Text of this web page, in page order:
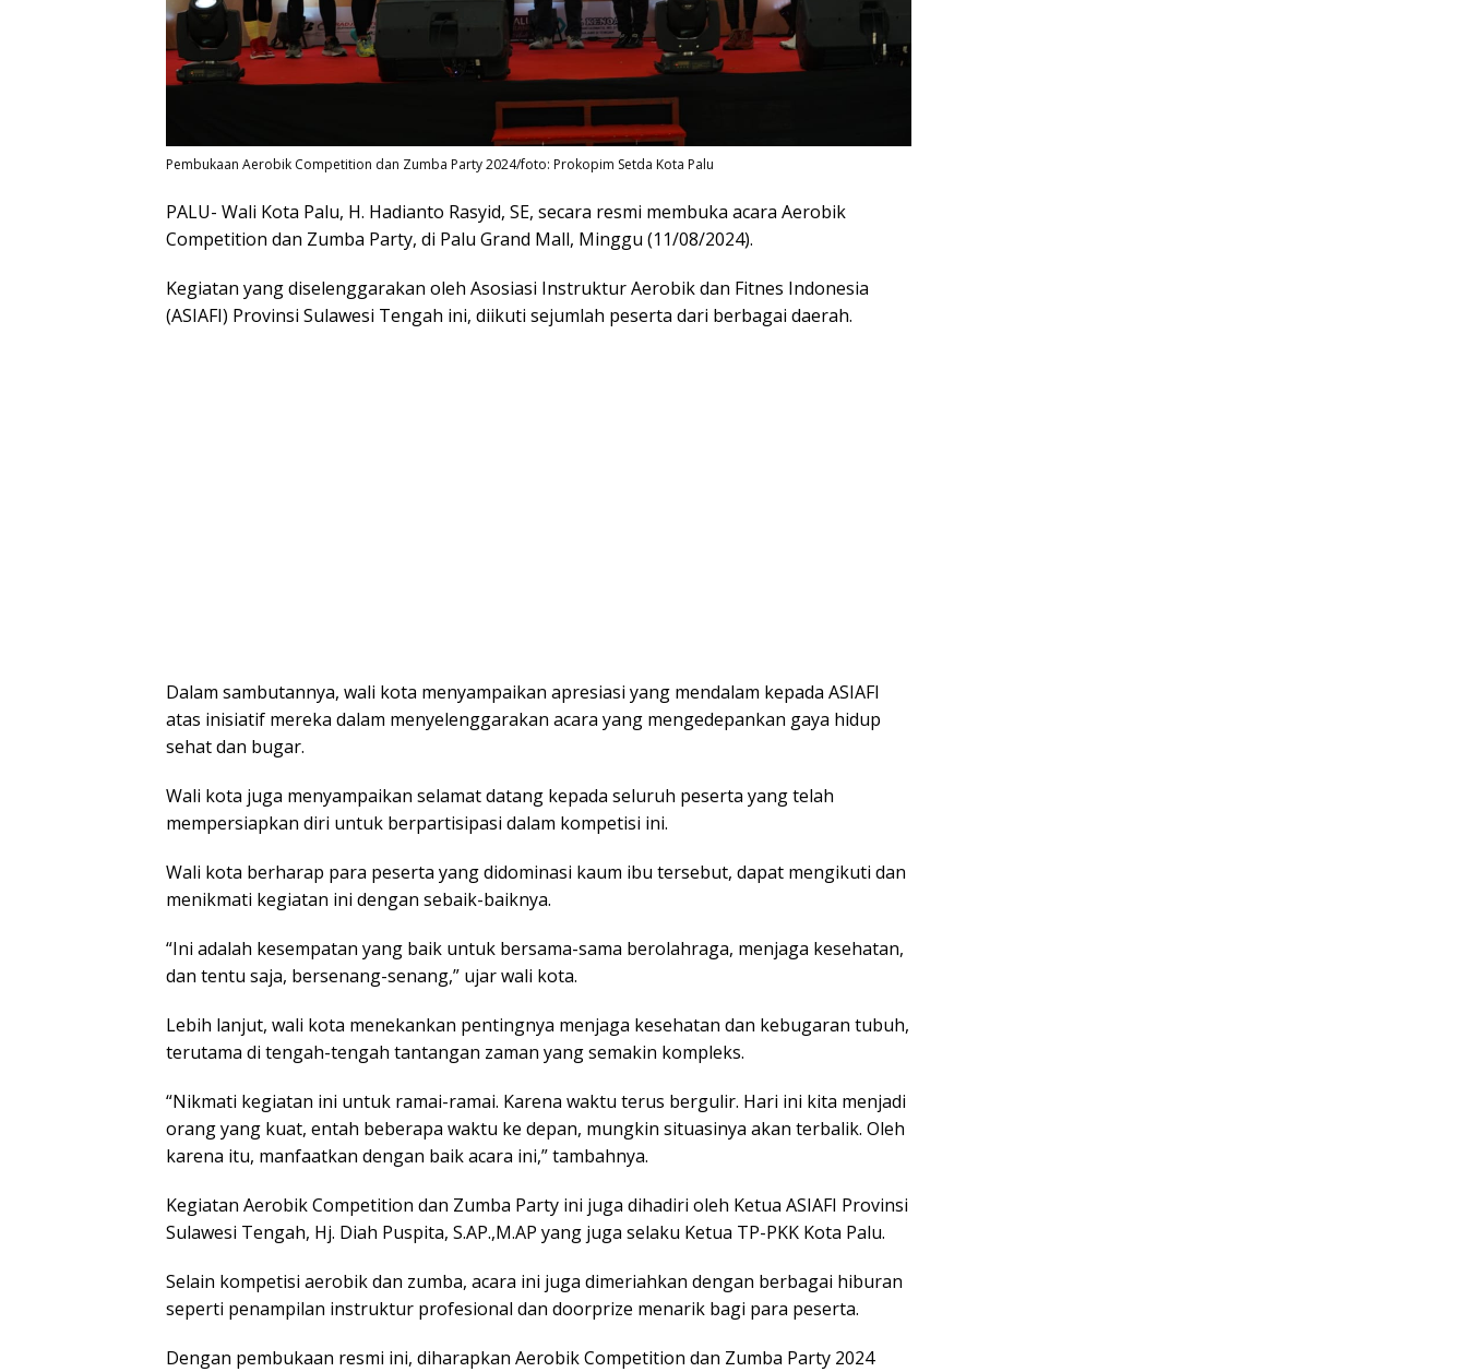
Pembukaan Aerobik Competition dan Zumba Party 2024/foto: Prokopim Setda Kota Palu
PALU- Wali Kota Palu, H. Hadianto Rasyid, SE, secara resmi membuka acara Aerobik
Competition dan Zumba Party, di Palu Grand Mall, Minggu (11/08/2024).
Kegiatan yang diselenggarakan oleh Asosiasi Instruktur Aerobik dan Fitnes Indonesia
(ASIAFI) Provinsi Sulawesi Tengah ini, diikuti sejumlah peserta dari berbagai daerah.
Dalam sambutannya, wali kota menyampaikan apresiasi yang mendalam kepada ASIAFI
atas inisiatif mereka dalam menyelenggarakan acara yang mengedepankan gaya hidup
sehat dan bugar.
Wali kota juga menyampaikan selamat datang kepada seluruh peserta yang telah
mempersiapkan diri untuk berpartisipasi dalam kompetisi ini.
Wali kota berharap para peserta yang didominasi kaum ibu tersebut, dapat mengikuti dan
menikmati kegiatan ini dengan sebaik-baiknya.
“Ini adalah kesempatan yang baik untuk bersama-sama berolahraga, menjaga kesehatan,
dan tentu saja, bersenang-senang,” ujar wali kota.
Lebih lanjut, wali kota menekankan pentingnya menjaga kesehatan dan kebugaran tubuh,
terutama di tengah-tengah tantangan zaman yang semakin kompleks.
“Nikmati kegiatan ini untuk ramai-ramai. Karena waktu terus bergulir. Hari ini kita menjadi
orang yang kuat, entah beberapa waktu ke depan, mungkin situasinya akan terbalik. Oleh
karena itu, manfaatkan dengan baik acara ini,” tambahnya.
Kegiatan Aerobik Competition dan Zumba Party ini juga dihadiri oleh Ketua ASIAFI Provinsi
Sulawesi Tengah, Hj. Diah Puspita, S.AP.,M.AP yang juga selaku Ketua TP-PKK Kota Palu.
Selain kompetisi aerobik dan zumba, acara ini juga dimeriahkan dengan berbagai hiburan
seperti penampilan instruktur profesional dan doorprize menarik bagi para peserta.
Dengan pembukaan resmi ini, diharapkan Aerobik Competition dan Zumba Party 2024